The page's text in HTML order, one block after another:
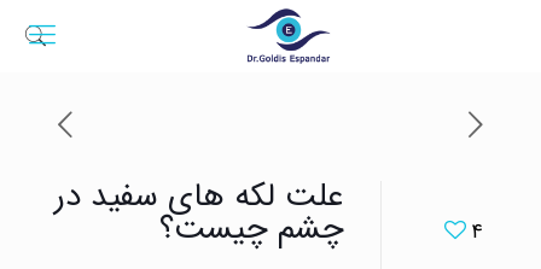
۴
علت لکه های سفید در
چشم چیست؟